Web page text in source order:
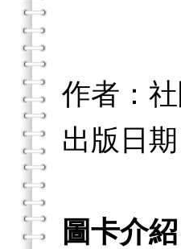
作者：
出版日
圖卡介紹